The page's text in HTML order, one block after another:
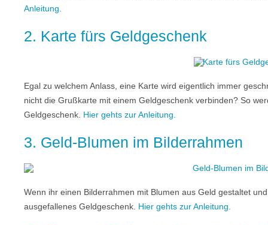
Anleitung.
2. Karte fürs Geldgeschenk
Egal zu welchem Anlass, eine Karte wird eigentlich immer
nicht die Grußkarte mit einem Geldgeschenk verbinden? So
Geldgeschenk. Hier gehts zur Anleitung.
3. Geld-Blumen im Bilderrahmen
Wenn ihr einen Bilderrahmen mit Blumen aus Geld gestaltet
ausgefallenes Geldgeschenk. Hier gehts zur Anleitung.